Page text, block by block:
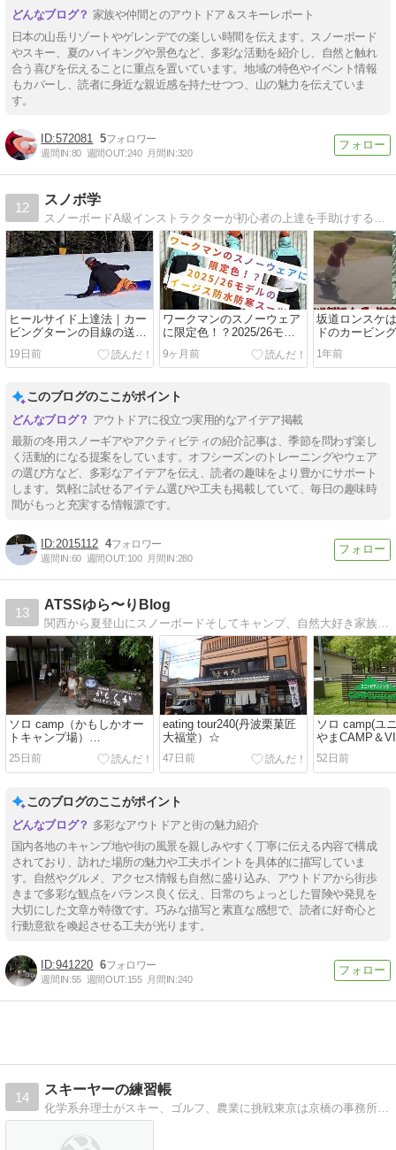
家族や仲間とのアウトドア＆スキーレポート
日本の山岳リゾートやゲレンデでの楽しい時間を伝えます。スノーボード
やスキー、夏のハイキングや景色など、多彩な活動を紹介し、自然と触れ
合う喜びを伝えることに重点を置いています。地域の特色やイベント情報
もカバーし、読者に身近な親近感を持たせつつ、山の魅力を伝えていま
す。
572081 5
週間IN:80 週間OUT:240 月間IN:320
12
スノボ学
スノーボードA級インストラクターが初心者の上達を手助けする情報や、カービングターンのハウツーをお届けする情報発信サイト
ヒールサイド上達法｜カー
ビングターンの目線の送り
方が劇的に変わる革新的な
方法
19日前
ワークマンのスノーウェア
に限定色！？2025/26モデ
ルのイージス防水防寒スー
ツ
9ヶ月前
坂道ロンスケ
ドのカービン
に最高！サマ
効果を実践
1年前
このブログのここがポイント
アウトドアに役立つ実用的なアイデア掲載
最新の冬用スノーギアやアクティビティの紹介記事は、季節を問わず楽し
く活動的になる提案をしています。オフシーズンのトレーニングやウェア
の選び方など、多彩なアイデアを伝え、読者の趣味をより豊かにサポート
します。気軽に試せるアイテム選びや工夫も掲載していて、毎日の趣味時
間がもっと充実する情報源です。
2015112 4
週間IN:60 週間OUT:100 月間IN:280
13
ATSSゆら〜りBlog
関西から夏登山にスノーボードそしてキャンプ、自然大好き家族です◎ カメラを片手に、面白いこと、良い景色、美味しいものを求めて◎
ソロ camp（かもしかオー
トキャンプ場）
2026,07,07･08☆
25日前
eating tour240(丹波栗菓匠
大福堂）☆
47日前
ソロ camp(ユ
やまCAMP＆
2025,06,11･
52日前
このブログのここがポイント
多彩なアウトドアと街の魅力紹介
国内各地のキャンプ地や街の風景を親しみやすく丁寧に伝える内容で構成
されており、訪れた場所の魅力や工夫ポイントを具体的に描写していま
す。自然やグルメ、アクセス情報も自然に盛り込み、アウトドアから街歩
きまで多彩な観点をバランス良く伝え、日常のちょっとした冒険や発見を
大切にした文章が特徴です。巧みな描写と素直な感想で、読者に好奇心と
行動意欲を喚起させる工夫が光ります。
941220 6
週間IN:55 週間OUT:155 月間IN:240
14
スキーヤーの練習帳
化学系弁理士がスキー、ゴルフ、農業に挑戦東京は京橋の事務所に勤務。夢は世界のスキー場めぐり。